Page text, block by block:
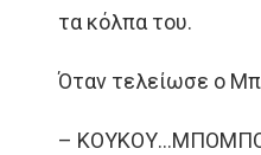
τα κόλπα του.
Όταν τελείωσε ο
–